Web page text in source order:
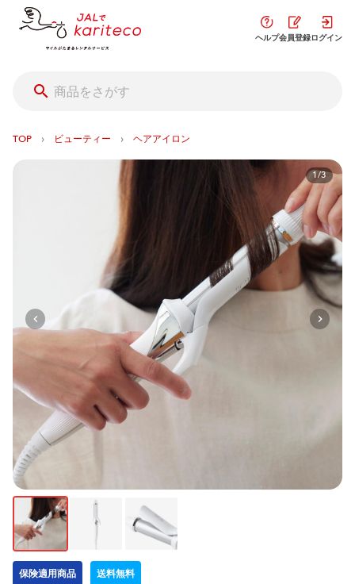
ヘルプ会員登録ログイン
TOP › ビューティー › ヘアアイロン
1/3
保険適用商品 送料無料